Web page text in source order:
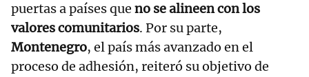
puertas a países que no se alineen con los
valores comunitarios. Por su parte,
Montenegro, el país más avanzado en el
proceso de adhesión, reiteró su objetivo de